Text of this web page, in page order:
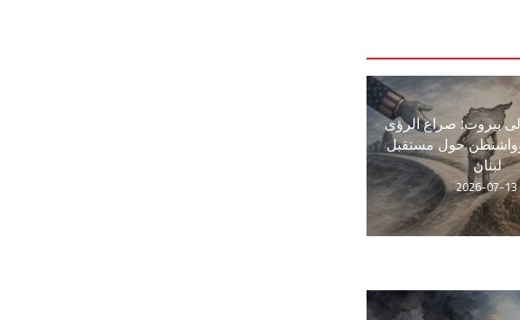
بيروت: صراع الرؤى
حول مستقبل
لبنان
2026-07-13